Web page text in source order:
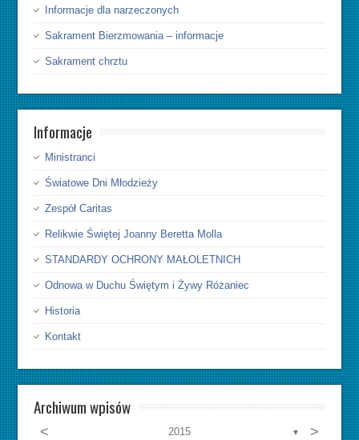
Informacje dla narzeczonych
Sakrament Bierzmowania – informacje
Sakrament chrztu
Informacje
Ministranci
Światowe Dni Młodzieży
Zespół Caritas
Relikwie Świętej Joanny Beretta Molla
STANDARDY OCHRONY MAŁOLETNICH
Odnowa w Duchu Świętym i Żywy Różaniec
Historia
Kontakt
Archiwum wpisów
< 2015 ▼ >